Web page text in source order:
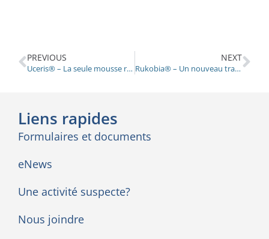
PREVIOUS
Uceris® – La seule mousse rectale au Canada pour les adultes souffrant de colite ulcéreuse
NEXT
Rukobia® – Un nouveau traitement contre le VIH de première qualité
Liens rapides
Formulaires et documents
eNews
Une activité suspecte?
Nous joindre